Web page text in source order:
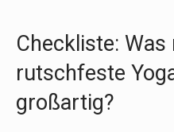
Checkliste: Was
rutschfeste
großartig?